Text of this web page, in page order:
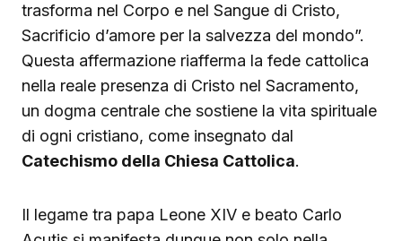
trasforma nel Corpo e nel Sangue di Cristo,
Sacrificio d’amore per la salvezza del mondo”.
Questa affermazione riafferma la fede cattolica
nella reale presenza di Cristo nel Sacramento,
un dogma centrale che sostiene la vita spirituale
di ogni cristiano, come insegnato dal
Catechismo della Chiesa Cattolica.
Il legame tra papa Leone XIV e beato Carlo